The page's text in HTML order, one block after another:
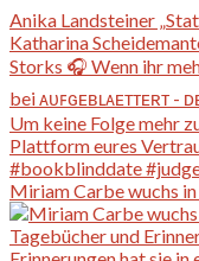
Miriam Carbe wuchs